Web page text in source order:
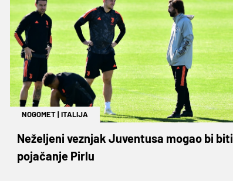
NOGOMET|ITALIJA
Neželjeni veznjak Juventusa mogao bi biti
pojačanje Pirlu